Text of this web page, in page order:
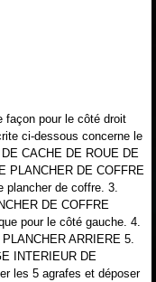
façon pour le côté droit
ci-dessous concerne le
CACHE DE ROUE DE
PLANCHER DE COFFRE
plancher de coffre. 3.
DE COFFRE
pour le côté gauche. 4.
ARRIERE 5.
INTERIEUR DE
les 5 agrafes et déposer